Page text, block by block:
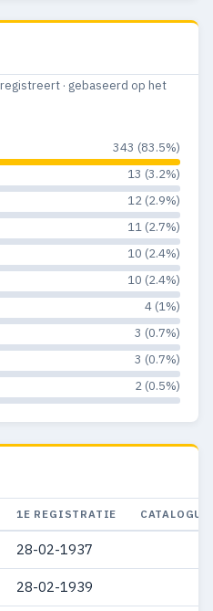
· gebaseerd op het
343 (83.5%)
13 (3.2%)
12 (2.9%)
11 (2.7%)
10 (2.4%)
10 (2.4%)
4 (1%)
3 (0.7%)
3 (0.7%)
2 (0.5%)
1E REGISTRATIE
28-02-1937
28-02-1939